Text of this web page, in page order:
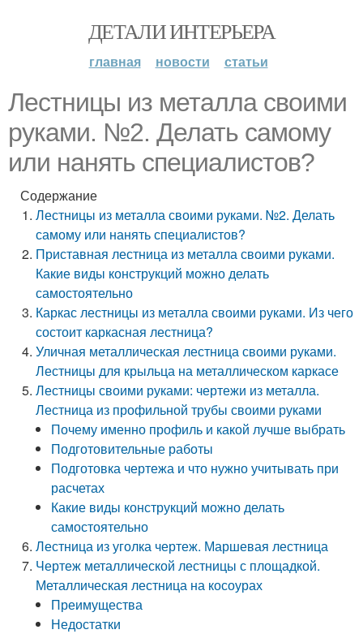
ДЕТАЛИ ИНТЕРЬЕРА
главная новости статьи
Лестницы из металла своими
руками. №2. Делать самому
или нанять специалистов?
Содержание
Лестницы из металла своими руками. №2. Делать
самому или нанять специалистов?
Приставная лестница из металла своими руками.
Какие виды конструкций можно делать
самостоятельно
Каркас лестницы из металла своими руками. Из чего
состоит каркасная лестница?
Уличная металлическая лестница своими руками.
Лестницы для крыльца на металлическом каркасе
Лестницы своими руками: чертежи из металла.
Лестница из профильной трубы своими руками
Почему именно профиль и какой лучше выбрать
Подготовительные работы
Подготовка чертежа и что нужно учитывать при
расчетах
Какие виды конструкций можно делать
самостоятельно
Лестница из уголка чертеж. Маршевая лестница
Чертеж металлической лестницы с площадкой.
Металлическая лестница на косоурах
Преимущества
Недостатки